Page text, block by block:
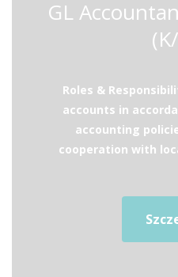
GL
Roles &
accounts in
accounting
cooperation with